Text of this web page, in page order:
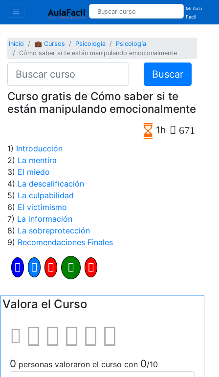
Mi Aula
Facil
Inicio 💼 Cursos Psicología
Psicología
Cómo saber si te están manipulando emocionalmente
Buscar
Curso gratis de Cómo saber si te
están manipulando emocionalmente
1h 671
1) Introducción
2) La mentira
3) El miedo
4) La descalificación
5) La culpabilidad
6) El victimismo
7) La información
8) La sobreprotección
9) Recomendaciones Finales
Valora el Curso
0 personas valoraron el curso con 0/10